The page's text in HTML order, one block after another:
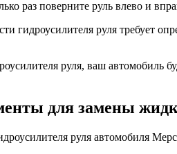
раз поверните руль влево и
гидроусилителя руля требует
руля, ваш автомобиль
для замены
руля автомобиля